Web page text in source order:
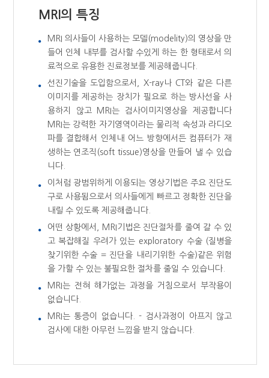
MRI의 특징
MRI 의사들이 사용하는 모델(modelity)의 영상을 만
들어 인체 내부를 검사할 수있게 하는 한 형태로서 의
료적으로 유용한 진료정보를 제공해줍니다.
선진기술을 도입함으로서, X-ray나 CT와 같은 다른
이미지를 제공하는 장치가 필요로 하는 방사선을 사
용하지 않고 MRI는 검사이미지영상을 제공합니다
MRI는 강력한 자기영역이라는 물리적 속성과 라디오
파를 결합해서 인체내 어느 방향에서든 컴퓨터가 재
생하는 연조직(soft tissue)영상을 만들어 낼 수 있습
니다.
이처럼 광범위하게 이용되는 영상기법은 주요 진단도
구로 사용됨으로서 의사들에게 빠르고 정확한 진단을
내릴 수 있도록 제공해줍니다.
어떤 상황에서, MRI기법은 진단절차를 줄여 갈 수 있
고 복잡해질 우려가 있는 exploratory 수술 (질병을
찾기위한 수술 = 진단을 내리기위한 수술)같은 위험
을 가할 수 있는 불필요한 절차를 줄일 수 있습니다.
MRI는 전혀 해가없는 과정을 거침으로서 부작용이
없습니다.
MRI는 통증이 없습니다. - 검사과정이 아프지 않고
검사에 대한 아무런 느낌을 받지 않습니다.